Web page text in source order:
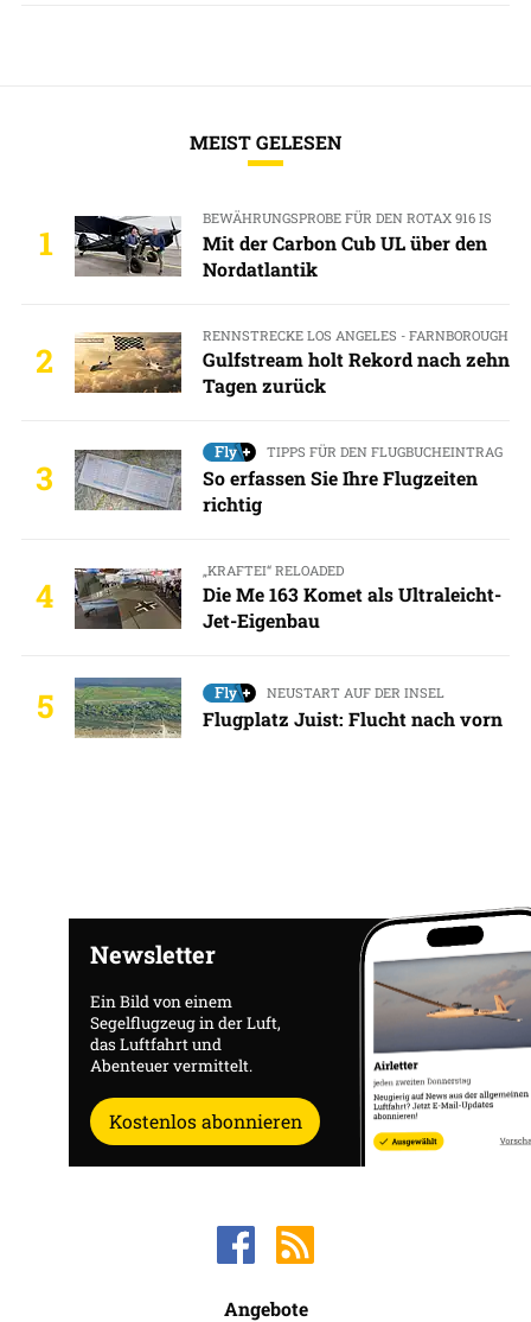
MEIST GELESEN
1
BEWÄHRUNGSPROBE FÜR DEN ROTAX 916 IS
Mit der Carbon Cub UL über den
Nordatlantik
2
RENNSTRECKE LOS ANGELES - FARNBOROUGH
Gulfstream holt Rekord nach zehn
Tagen zurück
3
TIPPS FÜR DEN FLUGBUCHEINTRAG
So erfassen Sie Ihre Flugzeiten
richtig
4
„KRAFTEI“ RELOADED
Die Me 163 Komet als Ultraleicht-
Jet-Eigenbau
5 NEUSTART AUF DER INSEL
Flugplatz Juist: Flucht nach vorn
Newsletter
Ein Bild von einem
Segelflugzeug in der Luft,
das Luftfahrt und
Abenteuer vermittelt.
Kostenlos abonnieren
Angebote